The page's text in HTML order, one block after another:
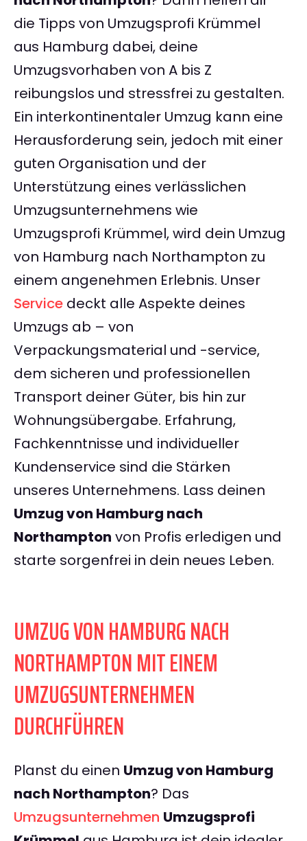
die Tipps von Umzugsprofi Krümmel
aus Hamburg dabei, deine
Umzugsvorhaben von A bis Z
reibungslos und stressfrei zu gestalten.
Ein interkontinentaler Umzug kann eine
Herausforderung sein, jedoch mit einer
guten Organisation und der
Unterstützung eines verlässlichen
Umzugsunternehmens wie
Umzugsprofi Krümmel, wird dein Umzug
von Hamburg nach Northampton zu
einem angenehmen Erlebnis. Unser
Service deckt alle Aspekte deines
Umzugs ab – von
Verpackungsmaterial und -service,
dem sicheren und professionellen
Transport deiner Güter, bis hin zur
Wohnungsübergabe. Erfahrung,
Fachkenntnisse und individueller
Kundenservice sind die Stärken
unseres Unternehmens. Lass deinen
Umzug von Hamburg nach
Northampton von Profis erledigen und
starte sorgenfrei in dein neues Leben.
UMZUG VON HAMBURG NACH
NORTHAMPTON MIT EINEM
UMZUGSUNTERNEHMEN
DURCHFÜHREN
Planst du einen Umzug von Hamburg
nach Northampton? Das
Umzugsunternehmen Umzugsprofi